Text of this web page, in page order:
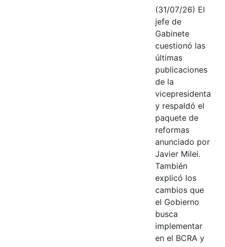
(31/07/26) El
jefe de
Gabinete
cuestionó las
últimas
publicaciones
de la
vicepresidenta
y respaldó el
paquete de
reformas
anunciado por
Javier Milei.
También
explicó los
cambios que
el Gobierno
busca
implementar
en el BCRA y